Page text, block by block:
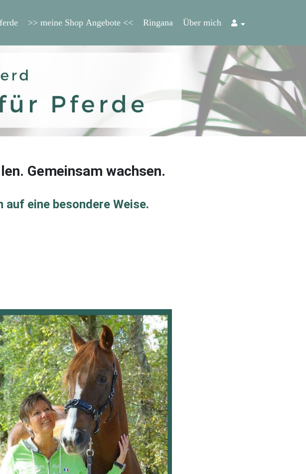
>> meine Shop Angebote << Ringana Über mich
Gemeinsam wachsen.
auf eine besondere Weise.